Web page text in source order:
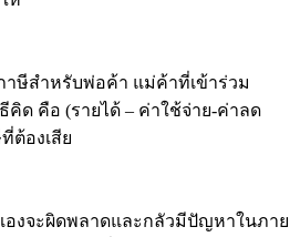
ษีสำหรับพ่อค้า แม่ค้าที่เข้าร่วม
ด คือ (รายได้ – ค่าใช้จ่าย-ค่าลด
ต้องเสีย
งจะผิดพลาดและกลัวมีปัญหาในภาย